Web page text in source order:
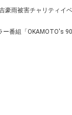
雨被害チャリティイ
番組「OKAMOTO's